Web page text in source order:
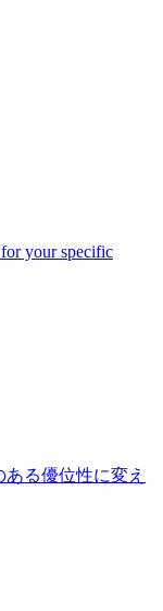
your specific
ある優位性に変え